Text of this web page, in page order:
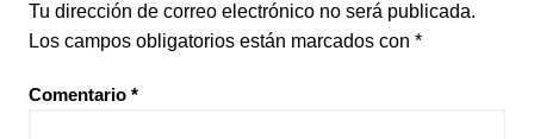
Tu dirección de correo electrónico no será publicada.
Los campos obligatorios están marcados con *
Comentario *